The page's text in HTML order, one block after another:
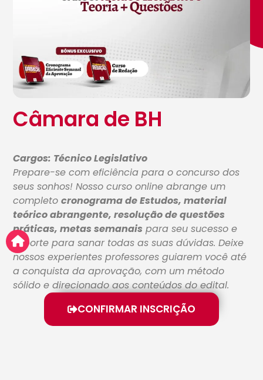
Câmara de BH
Cargos: Técnico Legislativo
Prepare-se com eficiência para o concurso dos
seus sonhos! Nosso curso online abrange um
completocronograma de Estudos, material
teórico abrangente, resolução de questões
práticas, metas semanais para seu sucesso e
suporte para sanar todas as suas dúvidas. Deixe
nossos experientes professores guiarem você até
a conquista da aprovação, com um método
sólido e direcionado aos conteúdos do edital.
CONFIRMAR INSCRIÇÃO